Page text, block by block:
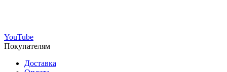
YouTube
Покупателям
Доставка